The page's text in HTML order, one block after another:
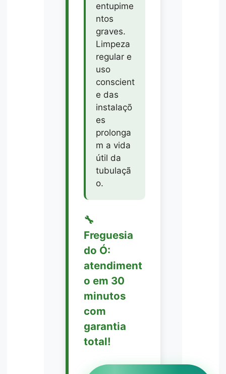
entupime
ntos
graves.
Limpeza
regular e
uso
conscient
e das
instalaçõ
es
prolonga
m a vida
útil da
tubulaçã
o.
🔧
Freguesia
do Ó:
atendiment
o em 30
minutos
com
garantia
total!